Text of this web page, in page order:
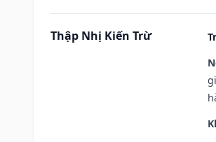
Thập Nhị Kiến Trừ